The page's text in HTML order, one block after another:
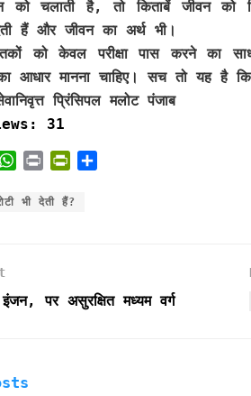
को चलाती है, तो किताबें जीवन
हैं और जीवन का अर्थ भी।
को केवल परीक्षा पास करने का
आधार मानना चाहिए। सच तो यह है
प्रिंसिपल मलोट पंजाब
31
a
p
i
i
i
भी देती हैं?
पर असुरक्षित मध्यम वर्ग